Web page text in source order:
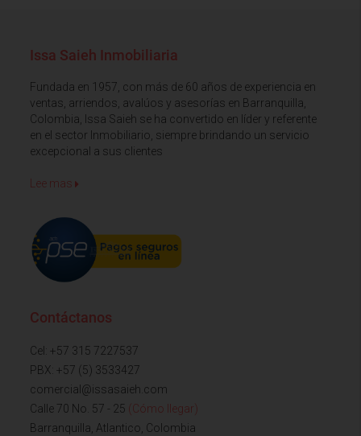
Issa Saieh Inmobiliaria
Fundada en 1957, con más de 60 años de experiencia en
ventas, arriendos, avalúos y asesorías en Barranquilla,
Colombia, Issa Saieh se ha convertido en líder y referente
en el sector Inmobiliario, siempre brindando un servicio
excepcional a sus clientes
Lee mas
Contáctanos
Cel: +57 315 7227537
PBX: +57 (5) 3533427
comercial@issasaieh.com
Calle 70 No. 57 - 25 (Cómo llegar)
Barranquilla, Atlantico, Colombia